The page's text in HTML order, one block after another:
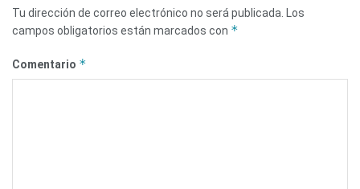
Tu dirección de correo electrónico no será publicada. Los
campos obligatorios están marcados con *
Comentario *